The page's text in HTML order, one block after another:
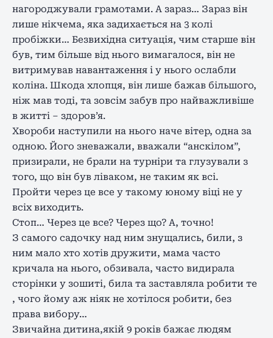
нагороджували грамотами. А зараз… Зараз він
лише нікчема, яка задихається на 3 колі
пробіжки… Безвихідна ситуація, чим старше він
був, тим більше від нього вимагалося, він не
витримував навантаження і у нього ослабли
коліна. Шкода хлопця, він лише бажав більшого,
ніж мав тоді, та зовсім забув про найважливіше
в житті – здоров’я.
Хвороби наступили на нього наче вітер, одна за
одною. Його зневажали, вважали “анскілом”,
призирали, не брали на турніри та глузували з
того, що він був ліваком, не таким як всі.
Пройти через це все у такому юному віці не у
всіх виходить.
Стоп… Через це все? Через що? А, точно!
З самого садочку над ним знущались, били, з
ним мало хто хотів дружити, мама часто
кричала на нього, обзивала, часто видирала
сторінки у зошиті, била та заставляла робити те
, чого йому аж ніяк не хотілося робити, без
права вибору…
Звичайна дитина,якій 9 років бажає людям